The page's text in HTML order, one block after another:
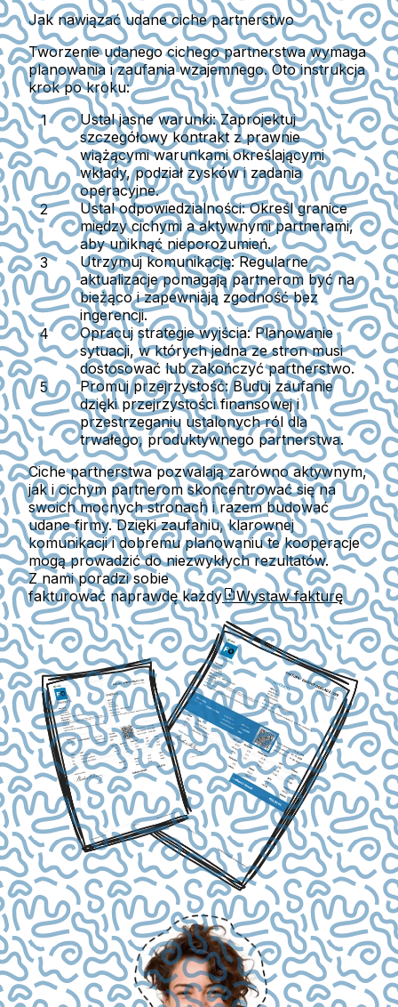
Jak nawiązać udane ciche partnerstwo
Tworzenie udanego cichego partnerstwa wymaga
planowania i zaufania wzajemnego. Oto instrukcja
krok po kroku:
Ustal jasne warunki:Zaprojektuj
szczegółowy kontrakt z prawnie
wiążącymi warunkami określającymi
wkłady, podział zysków i zadania
operacyjne.
Ustal odpowiedzialności:Określ granice
między cichymi a aktywnymi partnerami,
aby uniknąć nieporozumień.
Utrzymuj komunikację:Regularne
aktualizacje pomagają partnerom być na
bieżąco i zapewniają zgodność bez
ingerencji.
Opracuj strategie wyjścia:Planowanie
sytuacji, w których jedna ze stron musi
dostosować lub zakończyć partnerstwo.
Promuj przejrzystość:Buduj zaufanie
dzięki przejrzystości finansowej i
przestrzeganiu ustalonych ról dla
trwałego, produktywnego partnerstwa.
Ciche partnerstwa pozwalają zarówno aktywnym,
jak i cichym partnerom skoncentrować się na
swoich mocnych stronach i razem budować
udane firmy. Dzięki zaufaniu, klarownej
komunikacji i dobremu planowaniu te kooperacje
mogą prowadzić do niezwykłych rezultatów.
Z nami poradzi sobie
fakturować naprawdę każdy
Wystaw fakturę